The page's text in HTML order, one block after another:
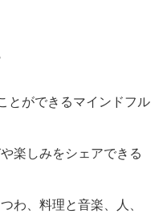
とができるマインドフル
楽しみをシェアできる
わ、料理と音楽、人、